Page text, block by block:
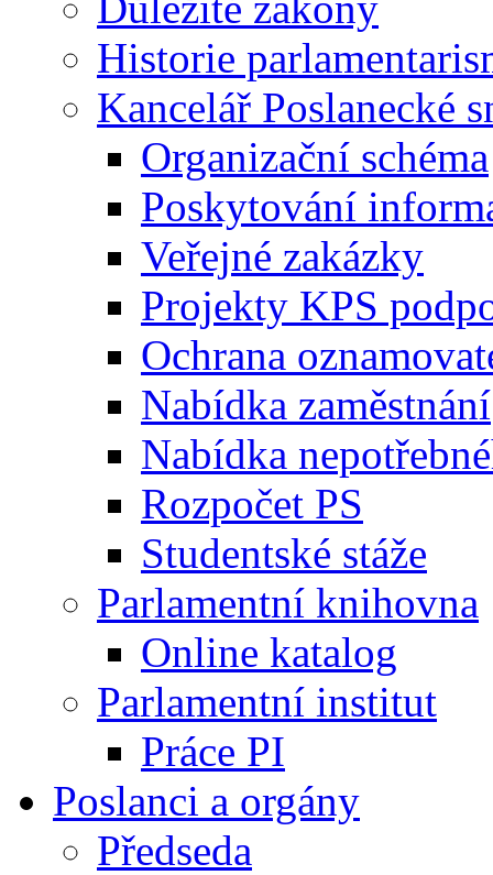
Historie
Kancelář Poslanecké
Organizační schéma
Poskytování
Veřejné zakázky
Projekty KPS
Ochrana
Nabídka zaměstnání
Nabídka
Rozpočet PS
Studentské stáže
Parlamentní knihovna
Online katalog
Parlamentní institut
Práce PI
Poslanci a orgány
Předseda